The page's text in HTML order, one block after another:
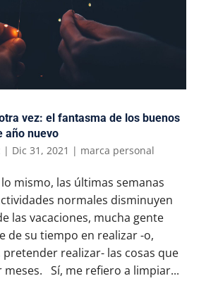
vez: el fantasma de los buenos
año nuevo
| Dic 31, 2021 | marca personal
mismo, las últimas semanas
normales disminuyen
las vacaciones, mucha gente
de su tiempo en realizar -o,
realizar- las cosas que
meses. Sí, me refiero a limpiar...